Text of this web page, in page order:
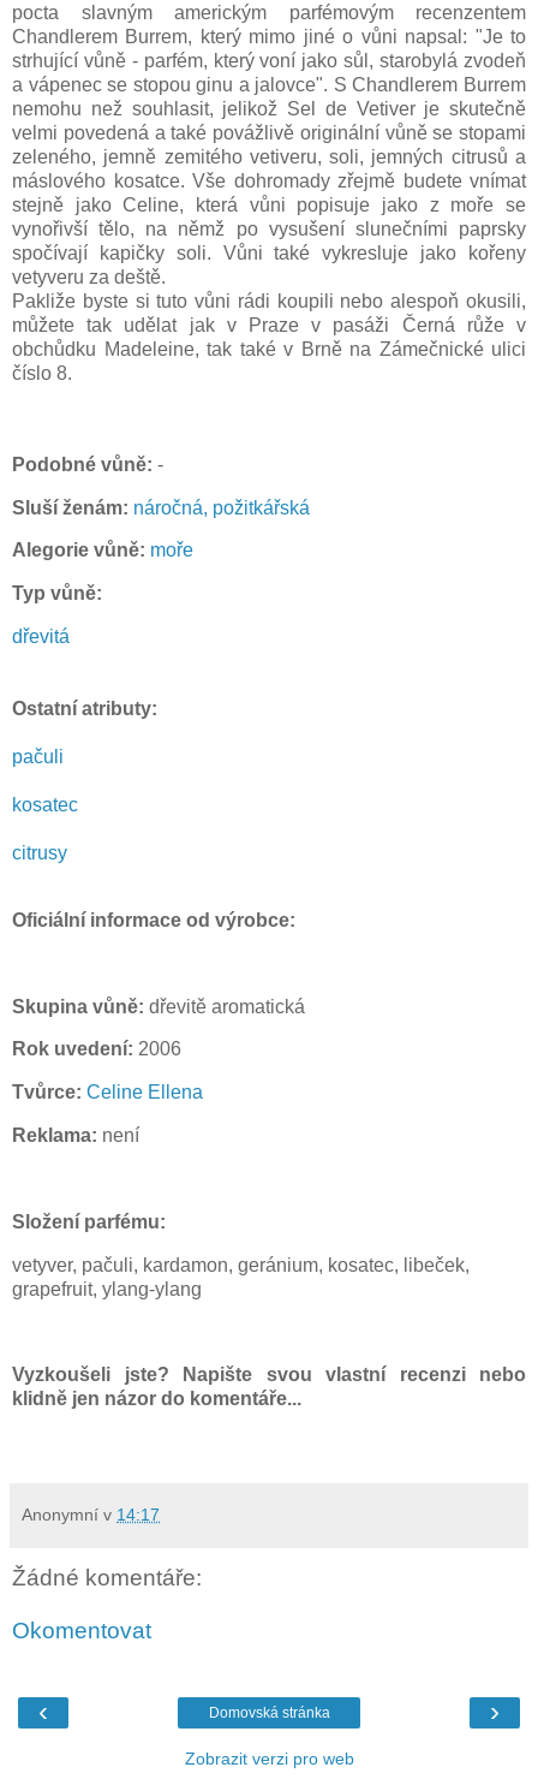
pocta slavným americkým parfémovým recenzentem
Chandlerem Burrem, který mimo jiné o vůni napsal: "Je to
strhující vůně - parfém, který voní jako sůl, starobylá zvodeň
a vápenec se stopou ginu a jalovce". S Chandlerem Burrem
nemohu než souhlasit, jelikož Sel de Vetiver je skutečně
velmi povedená a také povážlivě originální vůně se stopami
zeleného, jemně zemitého vetiveru, soli, jemných citrusů a
máslového kosatce. Vše dohromady zřejmě budete vnímat
stejně jako Celine, která vůni popisuje jako z moře se
vynořivší tělo, na němž po vysušení slunečními paprsky
spočívají kapičky soli. Vůni také vykresluje jako kořeny
vetyveru za deště.
Pakliže byste si tuto vůni rádi koupili nebo alespoň okusili,
můžete tak udělat jak v Praze v pasáži Černá růže v
obchůdku Madeleine, tak také v Brně na Zámečnické ulici
číslo 8.
Podobné vůně: -
Sluší ženám: náročná, požitkářská
Alegorie vůně: moře
Typ vůně:
dřevitá
Ostatní atributy:
pačuli
kosatec
citrusy
Oficiální informace od výrobce:
Skupina vůně: dřevitě aromatická
Rok uvedení: 2006
Tvůrce: Celine Ellena
Reklama: není
Složení parfému:
vetyver, pačuli, kardamon, geránium, kosatec, libeček,
grapefruit, ylang-ylang
Vyzkoušeli jste? Napište svou vlastní recenzi nebo
klidně jen názor do komentáře...
Anonymní v 14:17
Žádné komentáře:
Okomentovat
‹ ›
Domovská stránka
Zobrazit verzi pro web